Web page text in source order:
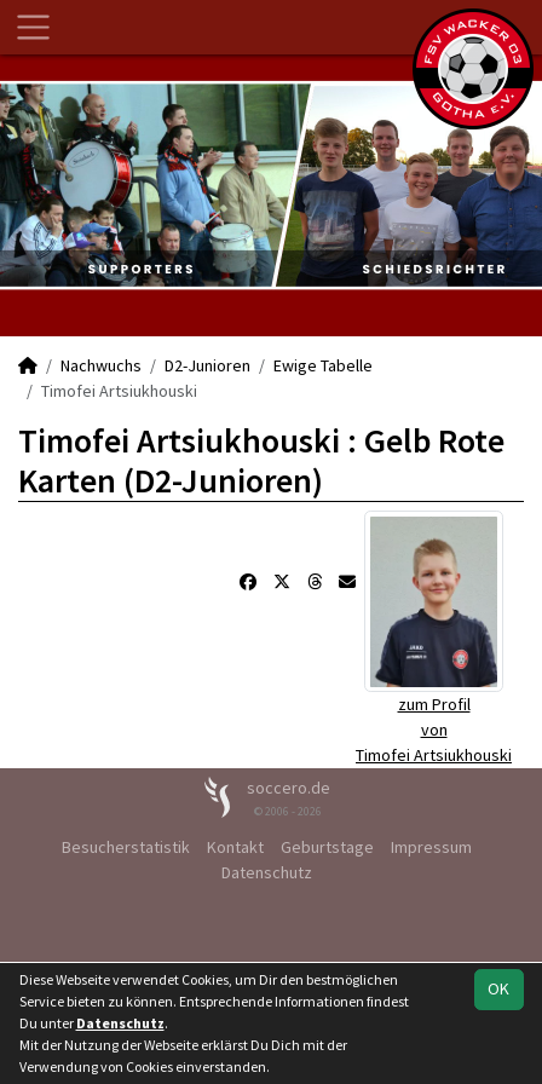
Nachwuchs D2-Junioren
Ewige Tabelle
Timofei Artsiukhouski
Timofei Artsiukhouski : Gelb Rote
Karten (D2-Junioren)
zum Profil
von
Timofei Artsiukhouski
soccero.de
© 2006 - 2026
Besucherstatistik Kontakt Geburtstage
Impressum
Datenschutz
OK
Diese Webseite verwendet Cookies, um Dir den bestmöglichen
Service bieten zu können. Entsprechende Informationen findest
Du unter Datenschutz.
Mit der Nutzung der Webseite erklärst Du Dich mit der
Verwendung von Cookies einverstanden.